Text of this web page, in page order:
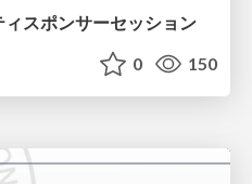
スポンサーセッション
0 150